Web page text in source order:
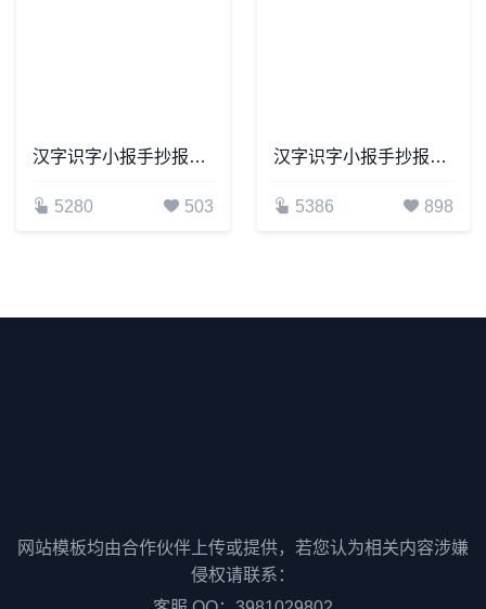
汉字识字小报手抄报word模板(2)
5280 503
汉字识字小报手抄报word模板(3)
5386 898
网站模板均由合作伙伴上传或提供，若您认为相关内容涉嫌
侵权请联系：